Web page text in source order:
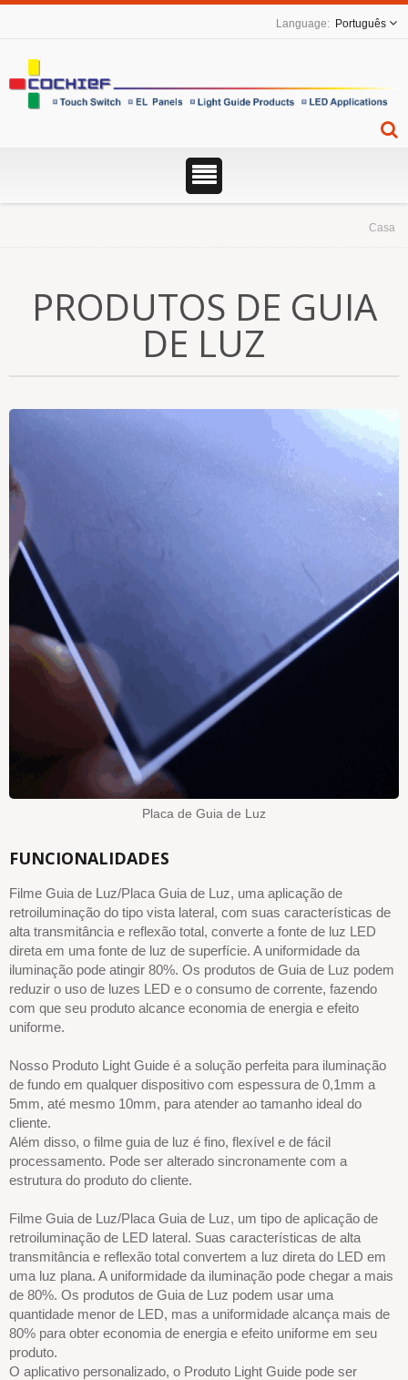
Português
Casa
PRODUTOS DE GUIA
DE LUZ
Placa de Guia de Luz
FUNCIONALIDADES
Filme Guia de Luz/Placa Guia de Luz, uma aplicação de
retroiluminação do tipo vista lateral, com suas características de
alta transmitância e reflexão total, converte a fonte de luz LED
direta em uma fonte de luz de superfície. A uniformidade da
iluminação pode atingir 80%. Os produtos de Guia de Luz podem
reduzir o uso de luzes LED e o consumo de corrente, fazendo
com que seu produto alcance economia de energia e efeito
uniforme.
Nosso Produto Light Guide é a solução perfeita para iluminação
de fundo em qualquer dispositivo com espessura de 0,1mm a
5mm, até mesmo 10mm, para atender ao tamanho ideal do
cliente.
Além disso, o filme guia de luz é fino, flexível e de fácil
processamento. Pode ser alterado sincronamente com a
estrutura do produto do cliente.
Filme Guia de Luz/Placa Guia de Luz, um tipo de aplicação de
retroiluminação de LED lateral. Suas características de alta
transmitância e reflexão total convertem a luz direta do LED em
uma luz plana. A uniformidade da iluminação pode chegar a mais
de 80%. Os produtos de Guia de Luz podem usar uma
quantidade menor de LED, mas a uniformidade alcança mais de
80% para obter economia de energia e efeito uniforme em seu
produto.
O aplicativo personalizado, o Produto Light Guide pode ser